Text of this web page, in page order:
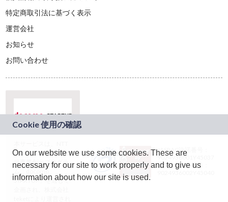
特定商取引法に基づく表示
運営会社
お知らせ
お問い合わせ
ドコモグループの新
規事業創出プログラ
ム「docomo
STARTUP」を通じて
JASRAC許諾番号：
9024936001Y45037
JASRAC許諾番号：
On our website we use some cookies. These are
necessary for our site to work properly and to give us
information about how our site is used.